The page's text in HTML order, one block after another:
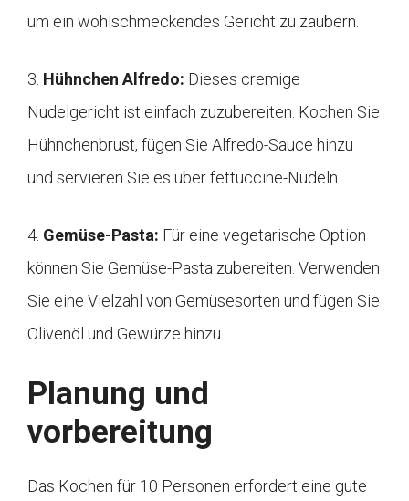
um ein wohlschmeckendes Gericht zu zaubern.
3. Hühnchen Alfredo: Dieses cremige
Nudelgericht ist einfach zuzubereiten. Kochen Sie
Hühnchenbrust, fügen Sie Alfredo-Sauce hinzu
und servieren Sie es über fettuccine-Nudeln.
4. Gemüse-Pasta: Für eine vegetarische Option
können Sie Gemüse-Pasta zubereiten. Verwenden
Sie eine Vielzahl von Gemüsesorten und fügen Sie
Olivenöl und Gewürze hinzu.
Planung und
vorbereitung
Das Kochen für 10 Personen erfordert eine gute